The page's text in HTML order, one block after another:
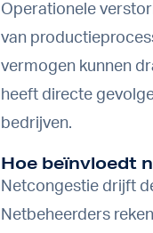
Operationele
van
vermogen kunnen
heeft directe
bedrijven.
Hoe beïnvloedt
Netcongestie drijft
Netbeheerders